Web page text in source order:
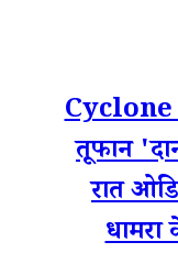
Cyclone
तूफान
रात